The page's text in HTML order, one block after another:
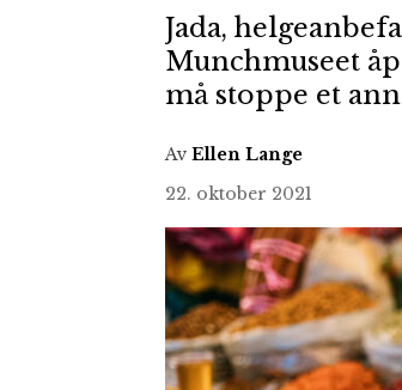
Jada,
Munchmuseet
må stoppe et
Av Ellen Lange
22. oktober 2021